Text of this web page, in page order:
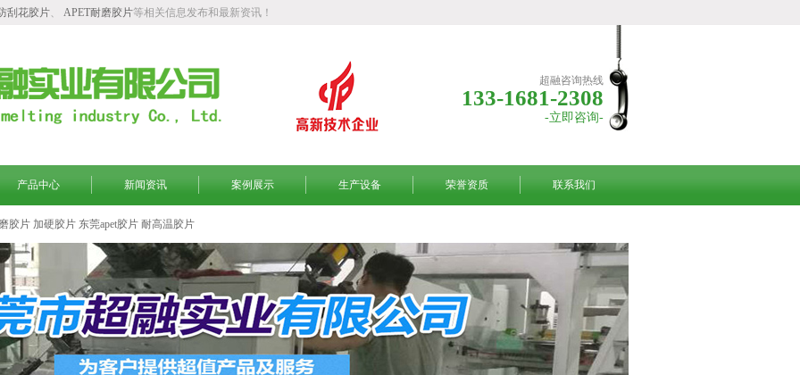
刮花胶片、 APET耐磨胶片等相关信息发布和最新资讯！
超融咨询热线
133-1681-2308
-立即咨询-
产品中心 新闻资讯 案例展示 生产设备 荣誉资质 联系我们
胶片 加硬胶片 东莞apet胶片 耐高温胶片